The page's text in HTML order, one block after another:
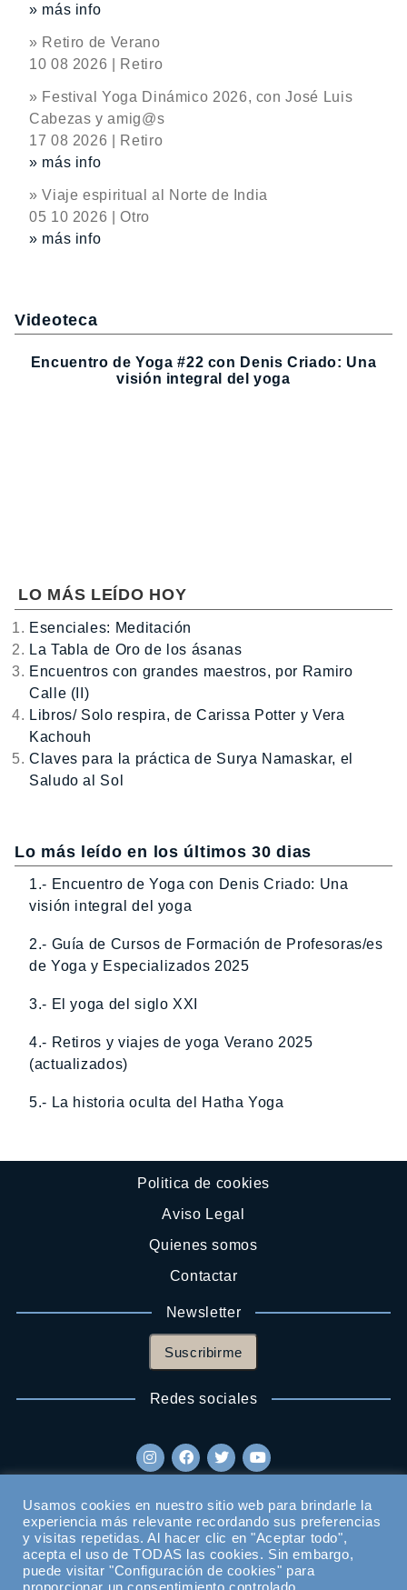
» más info
» Retiro de Verano
10 08 2026 | Retiro
» Festival Yoga Dinámico 2026, con José Luis
Cabezas y amig@s
17 08 2026 | Retiro
» más info
» Viaje espiritual al Norte de India
05 10 2026 | Otro
» más info
Videoteca
Encuentro de Yoga #22 con Denis Criado: Una
visión integral del yoga
LO MÁS LEÍDO HOY
Esenciales: Meditación
La Tabla de Oro de los ásanas
Encuentros con grandes maestros, por Ramiro
Calle (II)
Libros/ Solo respira, de Carissa Potter y Vera
Kachouh
Claves para la práctica de Surya Namaskar, el
Saludo al Sol
Lo más leído en los últimos 30 dias
1.- Encuentro de Yoga con Denis Criado: Una
visión integral del yoga
2.- Guía de Cursos de Formación de Profesoras/es
de Yoga y Especializados 2025
3.- El yoga del siglo XXI
4.- Retiros y viajes de yoga Verano 2025
(actualizados)
5.- La historia oculta del Hatha Yoga
Politica de cookies
Aviso Legal
Quienes somos
Contactar
Newsletter
Suscribirme
Redes sociales
Usamos cookies en nuestro sitio web para brindarle la
experiencia más relevante recordando sus preferencias
y visitas repetidas. Al hacer clic en "Aceptar todo",
acepta el uso de TODAS las cookies. Sin embargo,
puede visitar "Configuración de cookies" para